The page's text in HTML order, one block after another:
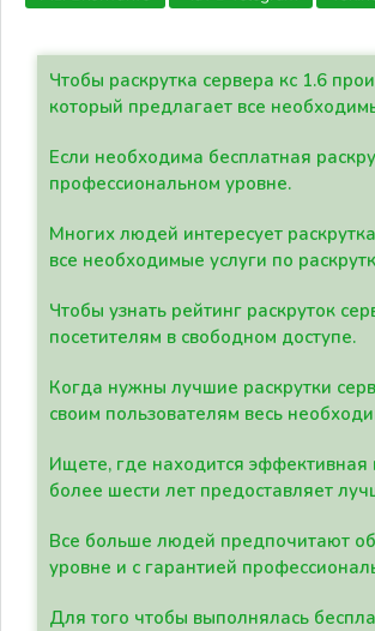
Чтобы раскрутка сервера кс 1.6
который предлагает все
Если необходима бесплатная
профессиональном уровне.
Многих людей интересует
все необходимые услуги по
Чтобы узнать рейтинг раскруток
посетителям в свободном доступе.
Когда нужны лучшие раскрутки
своим пользователям весь
Ищете, где находится эффективная
более шести лет предоставляет
Все больше людей предпочитают
уровне и с гарантией
Для того чтобы выполнялась